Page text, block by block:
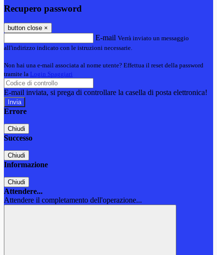
Recupero password
button close ×
E-mail Verrà inviato un messaggio
all'indirizzo indicato con le istruzioni necessarie.
Non hai una e-mail associata al nome utente? Effettua il reset della password
tramite la Login Spaggiari
E-mail inviata, si prega di controllare la casella di posta elettronica!
Errore
Chiudi
Successo
Chiudi
Informazione
Chiudi
Attendere...
Attendere il completamento dell'operazione...